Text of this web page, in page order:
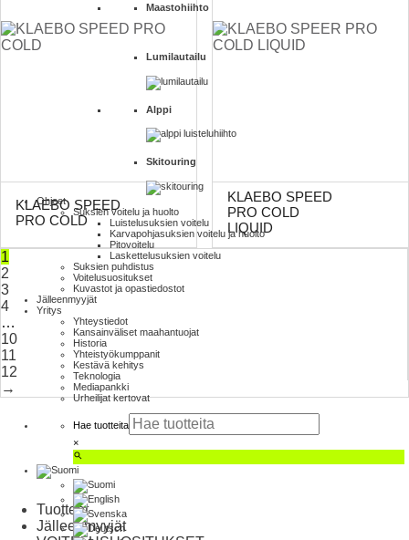
Maastohiihto
Lumilautailu
Alppi
Skitouring
Ohjeet
Suksien voitelu ja huolto
Luistelu­suksien voitelu
Karva­pohja­suksien voitelu ja huolto
Pito­voitelu
Laskettelu­suksien voitelu
Suksien puhdistus
Voitelusuositukset
Kuvastot ja opas­tiedostot
Jälleenmyyjät
Yritys
Yhteystiedot
Kansainväliset maahantuojat
Historia
Yhteistyökumppanit
Kestävä kehitys
Teknologia
Mediapankki
Urheilijat kertovat
Hae tuotteita
×
KLAEBO SPEED
PRO COLD
KLAEBO SPEED
PRO COLD
LIQUID
1
2
3
4
…
10
11
12
→
Tuotteet
Jälleenmyyjät